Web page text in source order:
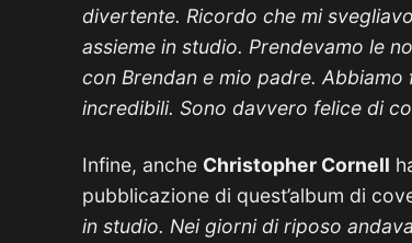
divertente. Ricordo che mi
assieme in studio. Prendevamo le
con Brendan e mio padre.
incredibili. Sono davvero felice di
Infine, anche Christopher Cornell
pubblicazione di quest’album di
in studio. Nei giorni di riposo